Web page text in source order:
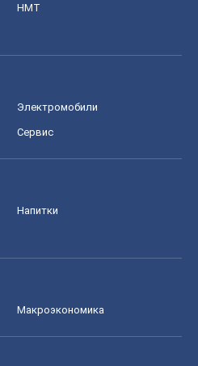
НМТ
Электромобили
Сервис
Напитки
Mакроэкономика